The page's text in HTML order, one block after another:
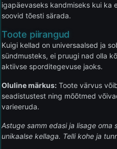
igapäevaseks kandmiseks kui ka
soovid tõesti särada.
Toote piirangud
Kuigi kellad on universaalsed ja
sündmusteks, ei pruugi nad olla
aktiivse sporditegevuse jaoks.
Oluline märkus: Toote värvus
seadistustest ning mõõtmed
varieeruda.
Astuge samm edasi ja lisage oma
unikaalse kellaga. Telli kohe ja